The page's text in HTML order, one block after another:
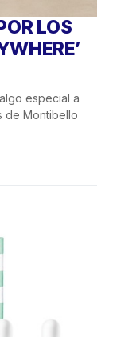
LOS
especial a
de Montibello